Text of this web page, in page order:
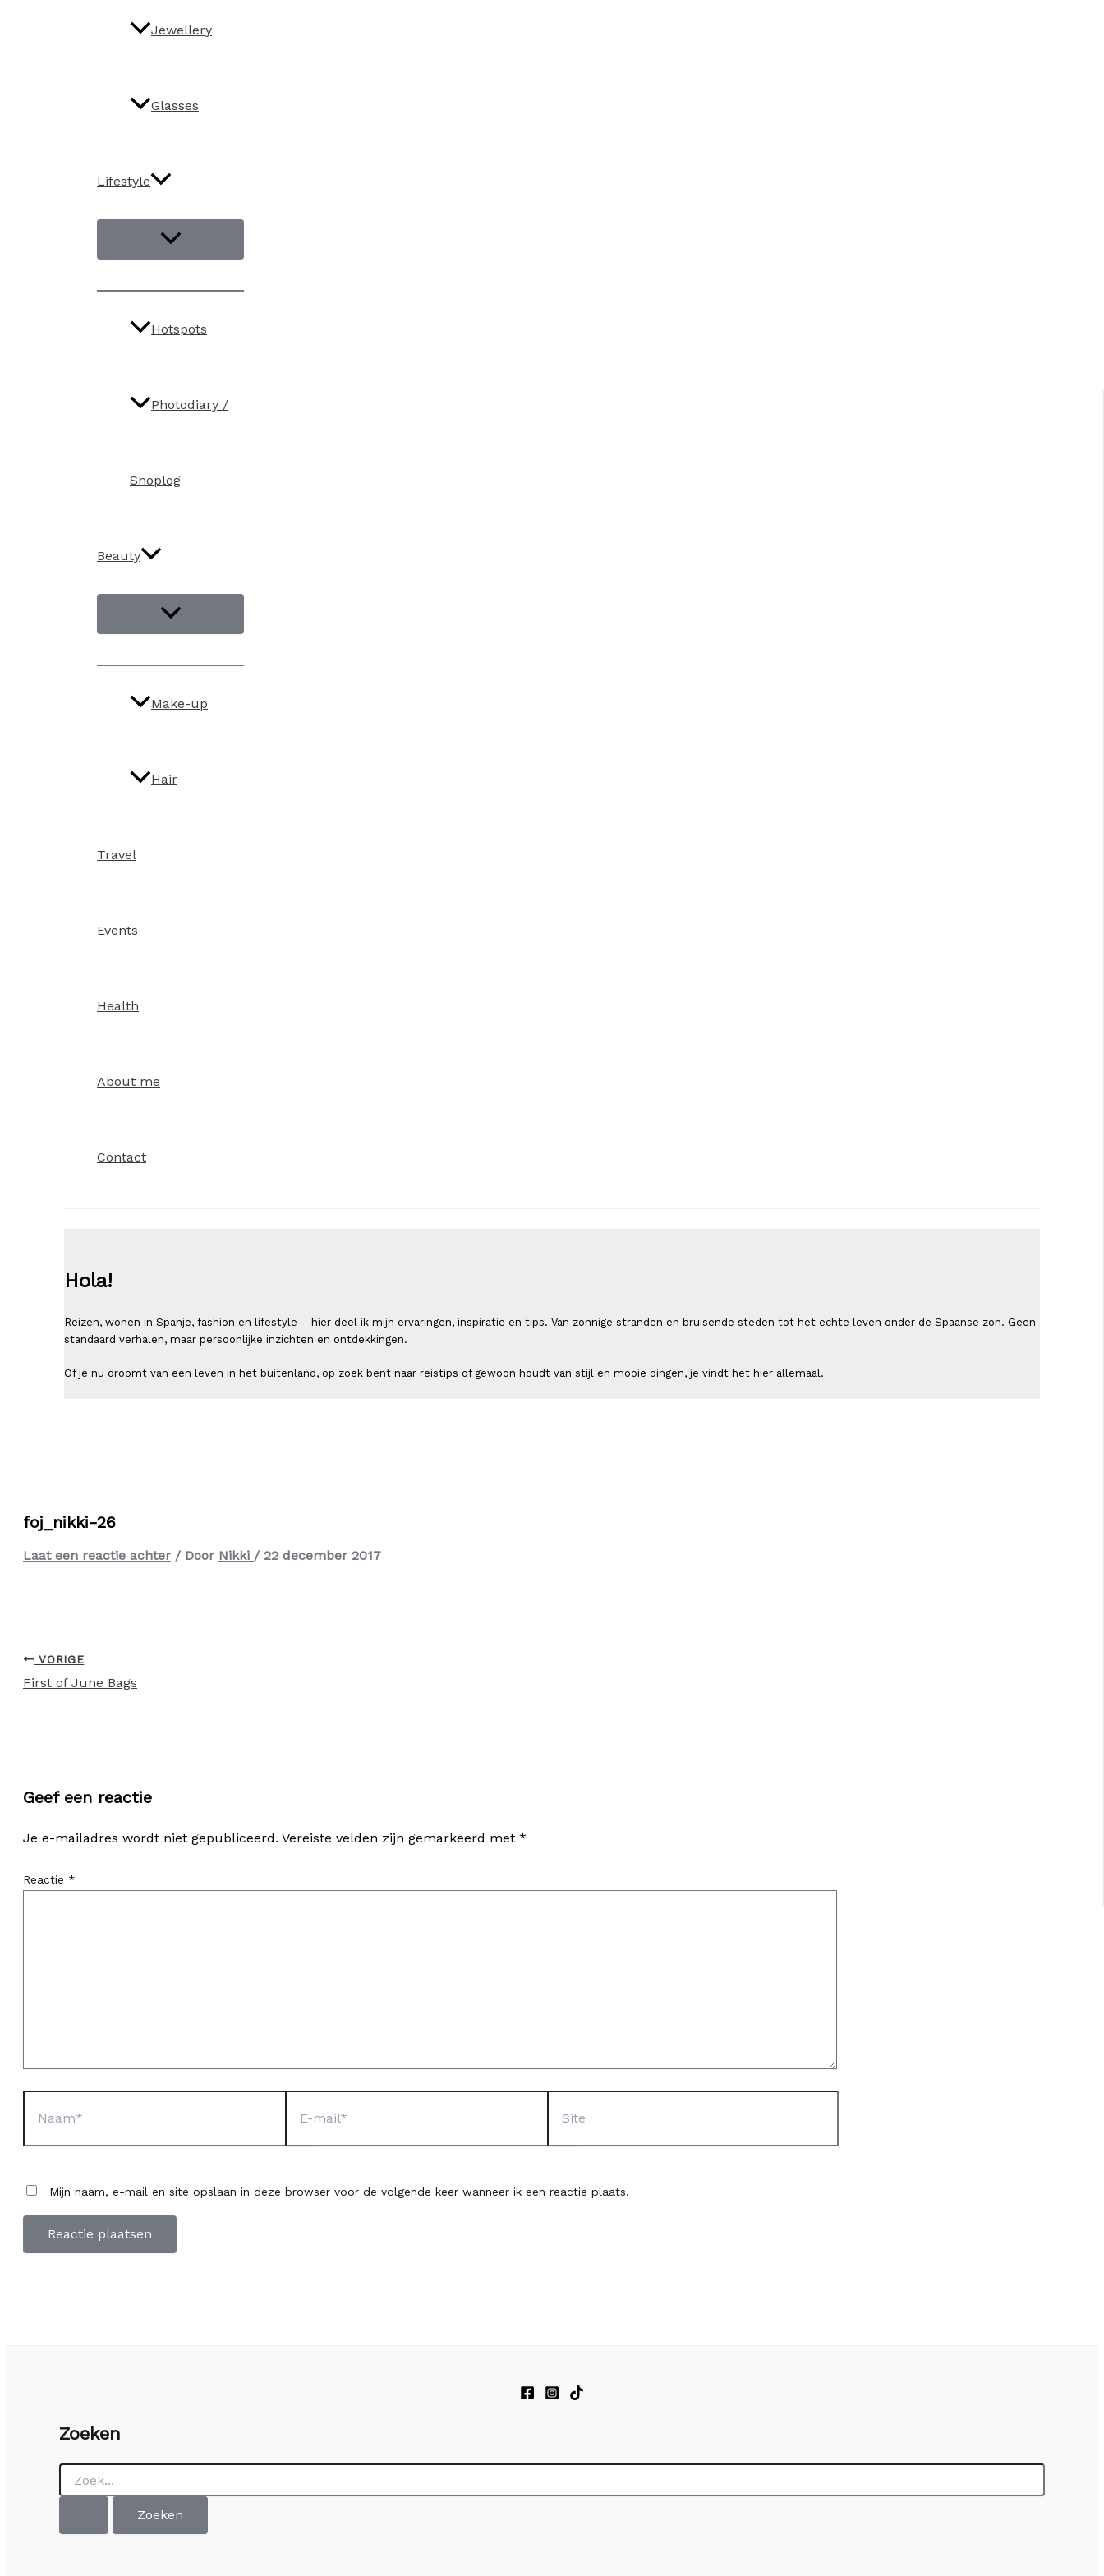
Jewellery
Glasses
Lifestyle
Hotspots
Photodiary /
Shoplog
Beauty
Make-up
Hair
Travel
Events
Health
About me
Contact
Hola!
Reizen, wonen in Spanje, fashion en lifestyle – hier deel ik mijn ervaringen, inspiratie en tips. Van zonnige stranden en bruisende steden tot het echte leven onder de Spaanse zon. Geen
standaard verhalen, maar persoonlijke inzichten en ontdekkingen.
Of je nu droomt van een leven in het buitenland, op zoek bent naar reistips of gewoon houdt van stijl en mooie dingen, je vindt het hier allemaal.
foj_nikki-26
Laat een reactie achter / Door Nikki / 22 december 2017
VORIGE
First of June Bags
Geef een reactie
Je e-mailadres wordt niet gepubliceerd. Vereiste velden zijn gemarkeerd met *
Reactie *
mail*
Mijn naam, e-mail en site opslaan in deze browser voor de volgende keer wanneer ik een reactie plaats.
Zoeken
Zoek
naar: